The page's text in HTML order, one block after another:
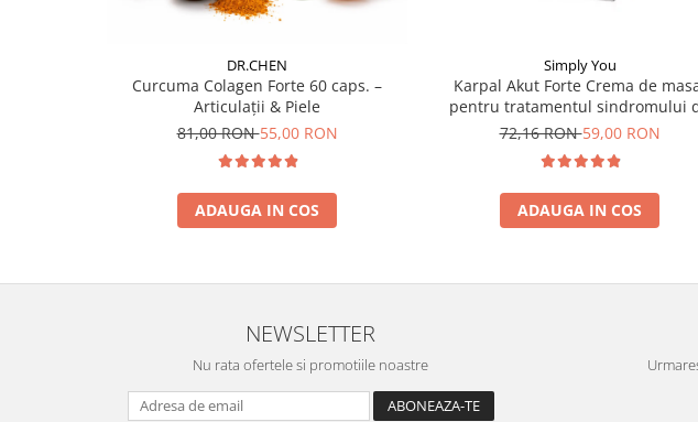
DR.CHEN
Curcuma Colagen Forte 60 caps. –
Articulații & Piele
81,00 RON55,00 RON
ADAUGA IN COS
Simply You
Karpal Akut Forte Crema de
pentru tratamentul sindromului
tunel carpian 50ml
72,16 RON59,00 RON
ADAUGA IN COS
NEWSLETTER
Nu rata ofertele si promotiile noastre